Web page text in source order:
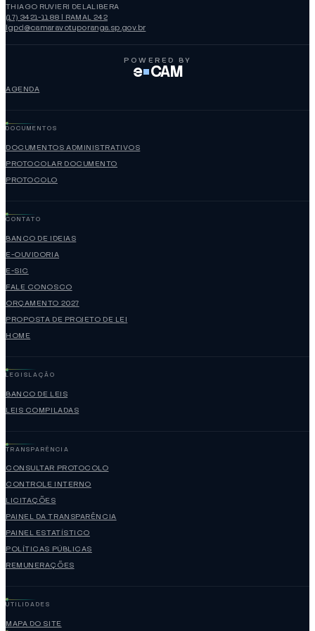
THIAGO RUVIERI DELALIBERA
(17) 3421-1188 | RAMAL 242
lgpd@camaravotuporanga.sp.gov.br
POWERED BY
e CAM
AGENDA
DOCUMENTOS
DOCUMENTOS ADMINISTRATIVOS
PROTOCOLAR DOCUMENTO
PROTOCOLO
CONTATO
BANCO DE IDEIAS
E-OUVIDORIA
E-SIC
FALE CONOSCO
ORÇAMENTO 2027
PROPOSTA DE PROJETO DE LEI
HOME
LEGISLAÇÃO
BANCO DE LEIS
LEIS COMPILADAS
TRANSPARÊNCIA
CONSULTAR PROTOCOLO
CONTROLE INTERNO
LICITAÇÕES
PAINEL DA TRANSPARÊNCIA
PAINEL ESTATÍSTICO
POLÍTICAS PÚBLICAS
REMUNERAÇÕES
UTILIDADES
MAPA DO SITE